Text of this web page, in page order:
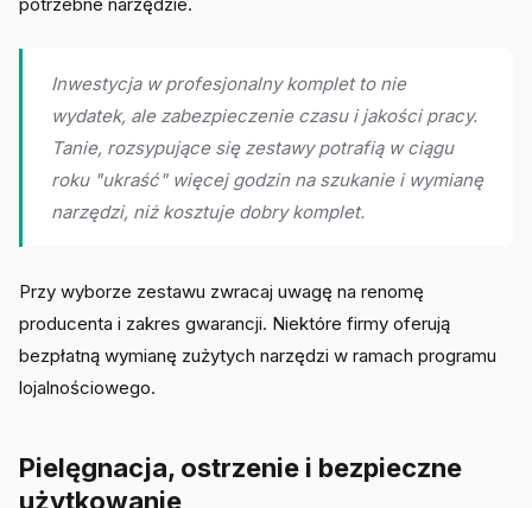
Inwestycja w profesjonalny komplet to nie
wydatek, ale zabezpieczenie czasu i jakości pracy.
Tanie, rozsypujące się zestawy potrafią w ciągu
roku "ukraść" więcej godzin na szukanie i wymianę
narzędzi, niż kosztuje dobry komplet.
Przy wyborze zestawu zwracaj uwagę na renomę
producenta i zakres gwarancji. Niektóre firmy oferują
bezpłatną wymianę zużytych narzędzi w ramach programu
lojalnościowego.
Pielęgnacja, ostrzenie i bezpieczne
użytkowanie